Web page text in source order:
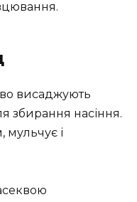
висаджують
збирання насіння.
мульчує і